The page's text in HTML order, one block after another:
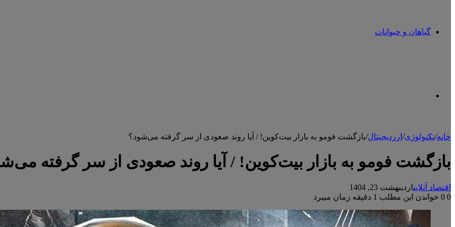
گیاهان و حیوانات
خانه/تکنولوژی/ ارزدیجیتال/بازگشت فومو به بازار بیت‌کوین! / آیا روند صعودی از سر گرفته می‌شود؟
بازگشت فومو به بازار بیت‌کوین! / آیا روند صعودی از سر گرفته
اقتصاد آنلایناردیبهشت 23, 1404
0
خواندن این مطلب 1 دقیقه زمان میبرد